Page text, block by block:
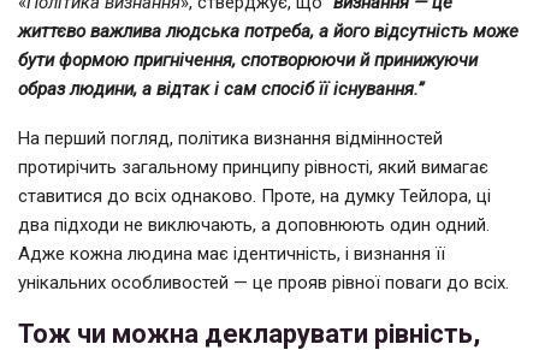
життєво важлива людська потреба, а його відсутність може
бути формою пригнічення, спотворюючи й принижуючи
образ людини, а відтак і сам спосіб її існування.”
На перший погляд, політика визнання відмінностей
протирічить загальному принципу рівності, який вимагає
ставитися до всіх однаково. Проте, на думку Тейлора, ці
два підходи не виключають, а доповнюють один одний.
Адже кожна людина має ідентичність, і визнання її
унікальних особливостей — це прояв рівної поваги до всіх.
Тож чи можна декларувати рівність,